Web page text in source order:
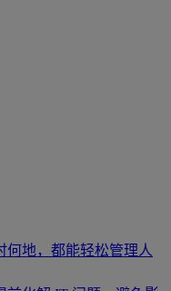
何地，都能轻松管理人